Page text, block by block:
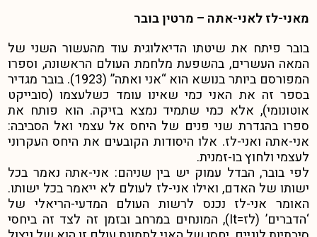
מאני-לז לאני-אתה – מרטין בובר
בובר פיתח את שיטתו הדיאלוגית עוד מהעשור השני של
המאה העשרים, בהשפעת מלחמת העולם הראשונה, וספרו
המפורסם ביותר בנושא הוא “אני ואתה” (1923). בובר מגדיר
בספר זה את האני כמי שאינו עומד כשלעצמו (סובייקט
אוטונומי), אלא כמי שתמיד נמצא בזיקה. הוא פותח את
ספרו בהגדרת שני פנים של היחס אל עצמי ואל הסביבה:
אני-אתה ואני-לז. אלו היסודות הקובעים את היחס העקרוני
לעצמי ולחוץ בו-זמנית.
לפי בובר, הבדל עמוק יש בין שניהם: אני-אתה נאמר בכל
ישותו של האדם, ואילו אני-לז לעולם לא ייאמר בכל ישותו.
האומר אני-לז נכנס לרשות העולם המדעי-הריאלי של
‘הדברים’ (לז=It), המונחים במרחב ובזמן זה לצד זה ביחסי